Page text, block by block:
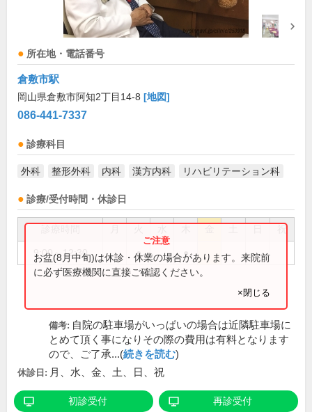
所在地・電話番号
倉敷市駅
岡山県倉敷市阿知2丁目14-8 [地図]
086-441-7337
診療科目
外科 整形外科 内科 漢方内科 リハビリテーション科
診療/受付時間・休診日
祝
9:00～12:30 ● ●
お盆(8月中旬)は休診・休業の場合があります。来院前
に必ず医療機関に直接ご確認ください。
×閉じる
備考: 自院の駐車場がいっぱいの場合は近隣駐車場に
とめて頂く事になりその際の費用は有料となります
ので、ご了承...(続きを読む)
休診日: 月、水、金、土、日、祝
初診受付 再診受付